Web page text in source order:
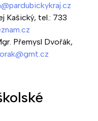
Kašický, tel.: 733
Přemysl Dvořák,